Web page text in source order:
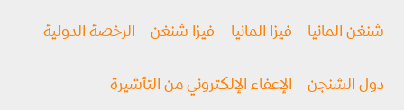
شنغن المانيا فيزا المانيا فيزا شنغن الرخصة الدولية
دول الشنجن الإعفاء الإلكتروني من التأشيرة